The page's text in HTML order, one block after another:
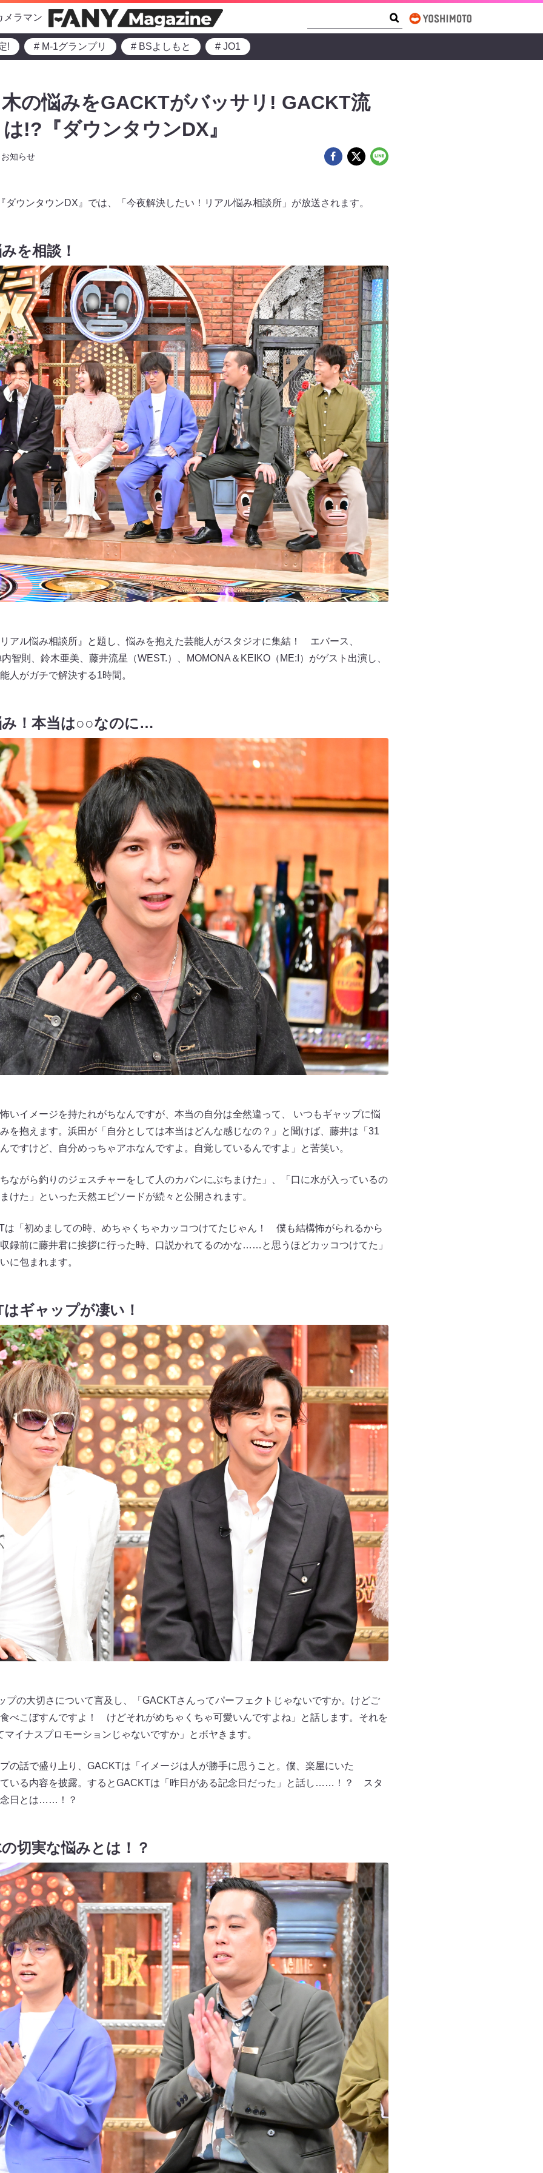
メラマン
! # M-1グランプリ # BSよしもと # JO1
の悩みをGACKTがバッサリ! GACKT流
!?『ダウンタウンDX』
お知らせ
ダウンタウンDX』では、「今夜解決したい！リアル悩み相談所」が放送されます。
を相談！
アル悩み相談所』と題し、悩みを抱えた芸能人がスタジオに集結！ エバース、
智則、鈴木亜美、藤井流星（WEST.）、MOMONA＆KEIKO（ME:I）がゲスト出演し、
人がガチで解決する1時間。
！本当は○○なのに…
いイメージを持たれがちなんですが、本当の自分は全然違って、 いつもギャップに悩
を抱えます。浜田が「自分としては本当はどんな感じなの？」と聞けば、藤井は「31
ですけど、自分めっちゃアホなんですよ。自覚しているんですよ」と苦笑い。
ながら釣りのジェスチャーをして人のカバンにぶちまけた」、「口に水が入っているの
けた」といった天然エピソードが続々と公開されます。
は「初めましての時、めちゃくちゃカッコつけてたじゃん！ 僕も結構怖がられるから
録前に藤井君に挨拶に行った時、口説かれてるのかな……と思うほどカッコつけてた」
に包まれます。
ギャップが凄い！
プの大切さについて言及し、「GACKTさんってパーフェクトじゃないですか。けどご
べこぼすんですよ！ けどそれがめちゃくちゃ可愛いんですよね」と話します。それを
イナスプロモーションじゃないですか」とボヤきます。
の話で盛り上り、GACKTは「イメージは人が勝手に思うこと。僕、楽屋にいた
いる内容を披露。するとGACKTは「昨日がある記念日だった」と話し……！？ スタ
念日とは……！？
切実な悩みとは！？